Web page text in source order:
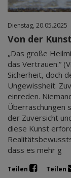
Dienstag, 20.05.2025
Von der
„Das große
das Vertrauen.“
Sicherheit, doch
Ungewissheit.
einreden.
Überraschungen
der Zuversicht
diese Kunst
dass es mehr g
Teilen Teilen